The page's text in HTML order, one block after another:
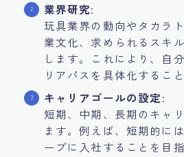
業界研究:
玩具業界の動向やタカラ
業文化、求められるスキ
します。これにより、自
リアパスを具体化するこ
キャリアゴールの設定:
短期、中期、長期のキャ
ます。例えば、短期的に
ープに入社することを目